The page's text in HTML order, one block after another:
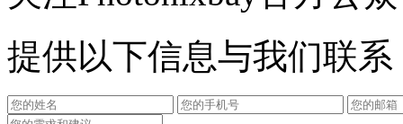
提供以下信息与我们联